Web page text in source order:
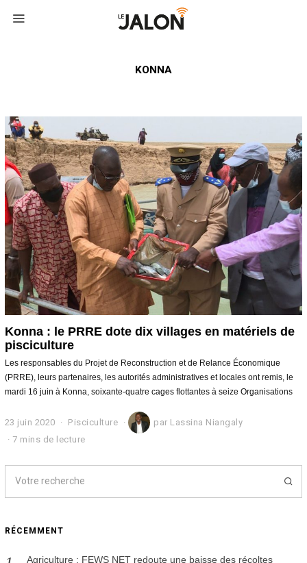
KONNA
Konna : le PRRE dote dix villages en matériels de
pisciculture
Les responsables du Projet de Reconstruction et de Relance Économique
(PRRE), leurs partenaires, les autorités administratives et locales ont remis, le
mardi 16 juin à Konna, soixante-quatre cages flottantes à seize Organisations
23 juin 2020
3
j
n
2
0
Pisciculture par Lassina Niangaly
7 mins de lecture
RÉCEMMENT
Agriculture : FEWS NET redoute une baisse des récoltes